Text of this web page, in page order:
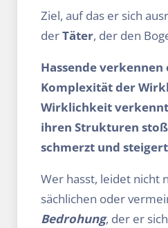
Ziel, auf das er sich
derTäter, der den
Hassende
Komplexität der
Wirklichkeit
ihren Strukturen
schmerzt und
Wer hasst, leidet
sächlichen oder
Bedrohung, der er